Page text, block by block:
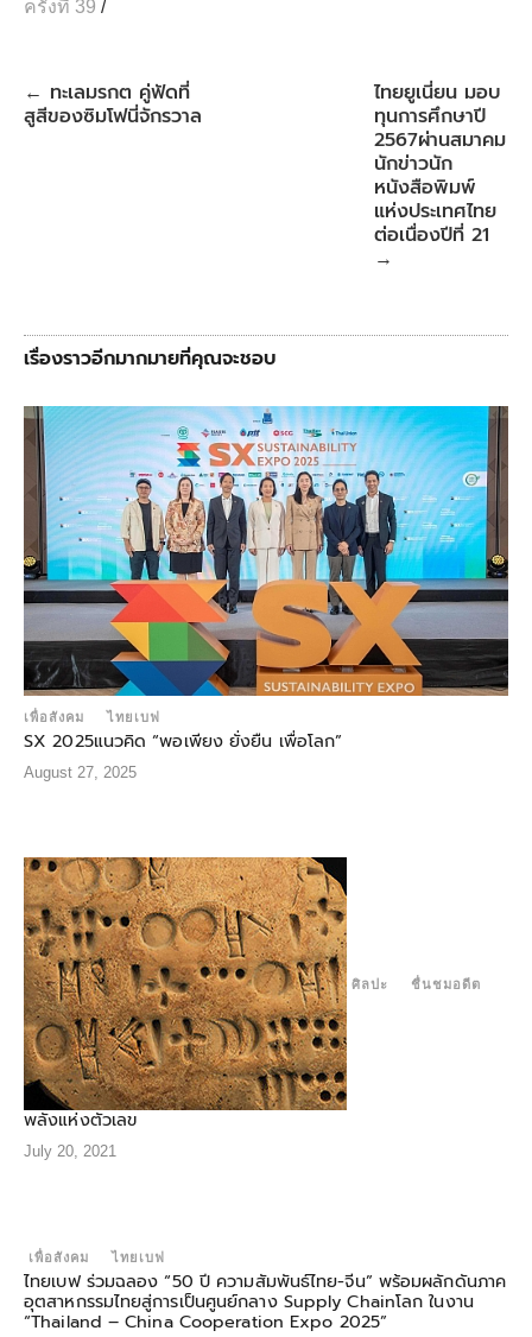
ครั้งที่ 39 /
← ทะเลมรกต คู่ฟัดที่
สูสีของซิมโฟนี่จักรวาล
ไทยยูเนี่ยน มอบ
ทุนการศึกษาปี
2567ผ่านสมาคม
นักข่าวนัก
หนังสือพิมพ์
แห่งประเทศไทย
ต่อเนื่องปีที่ 21
→
เรื่องราวอีกมากมายที่คุณจะชอบ
เพื่อสังคม ไทยเบฟ
SX 2025แนวคิด “พอเพียง ยั่งยืน เพื่อโลก”
August 27, 2025
ศิลปะ ชื่นชมอดีต
พลังแห่งตัวเลข
July 20, 2021
เพื่อสังคม ไทยเบฟ
ไทยเบฟ ร่วมฉลอง “50 ปี ความสัมพันธ์ไทย-จีน” พร้อมผลักดันภาค
อุตสาหกรรมไทยสู่การเป็นศูนย์กลาง Supply Chainโลก ในงาน
“Thailand – China Cooperation Expo 2025”